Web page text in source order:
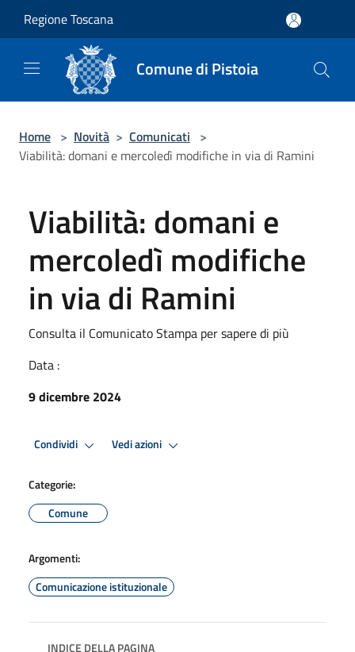
Regione Toscana
Comune di Pistoia
Home > Novità > Comunicati >
Viabilità: domani e mercoledì modifiche in via di Ramini
Viabilità: domani e
mercoledì modifiche
in via di Ramini
Consulta il Comunicato Stampa per sapere di più
Data :
9 dicembre 2024
Condividi Vedi azioni
Categorie:
Comune
Argomenti:
Comunicazione istituzionale
INDICE DELLA PAGINA